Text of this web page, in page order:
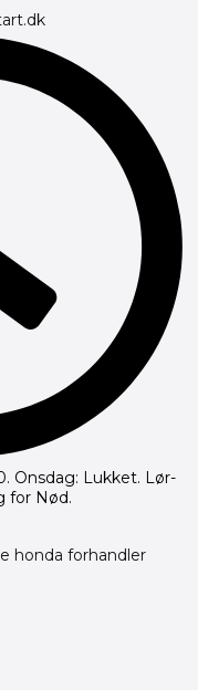
Onsdag: Lukket. Lør-
for Nød.